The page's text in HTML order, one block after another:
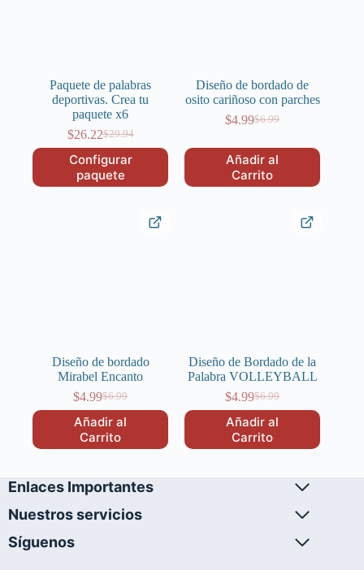
Paquete de palabras
deportivas. Crea tu
paquete x6
$29.94
El
precio
original
era:
$26.22El
precio
actual
es:
Configurar
paquete
Diseño de bordado de
osito cariñoso con parches
$6.99
El
original
era:
$6.99.
$4.99El
actual
es:
$4.99.
Añadir al
Carrito
Diseño de bordado
Mirabel Encanto
$6.99
El
precio
original
era:
$4.99El
precio
actual
es:
Añadir al
Carrito
Diseño de Bordado de la
Palabra VOLLEYBALL
$6.99
El
precio
original
era:
$4.99El
precio
actual
es:
Añadir al
Carrito
Enlaces Importantes
Nuestros servicios
Síguenos